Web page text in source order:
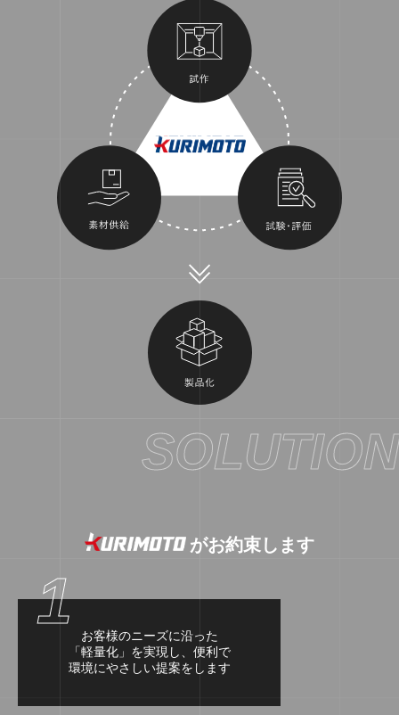
OUR STRENGTH
NEWS
お知らせ
FAQ
よくあるご質問
CONTACT
SOLUTION
がお約束します
1
お客様のニーズに沿った
「軽量化」を実現し、便利で
環境にやさしい提案をします